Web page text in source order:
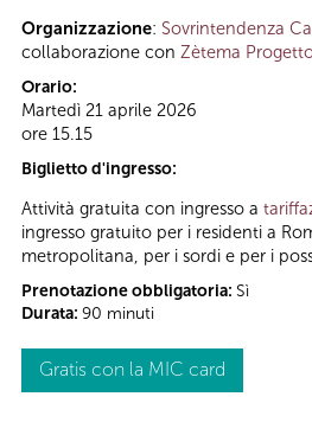
Organizzazione: Sovrintendenza
collaborazione con Zètema
Orario:
Martedì 21 aprile 2026
ore 15.15
Biglietto d'ingresso:
Attività gratuita con ingresso a
ingresso gratuito per i residenti a
metropolitana, per i sordi e per i
Prenotazione obbligatoria: Sì
Durata: 90 minuti
Gratis con la MIC card